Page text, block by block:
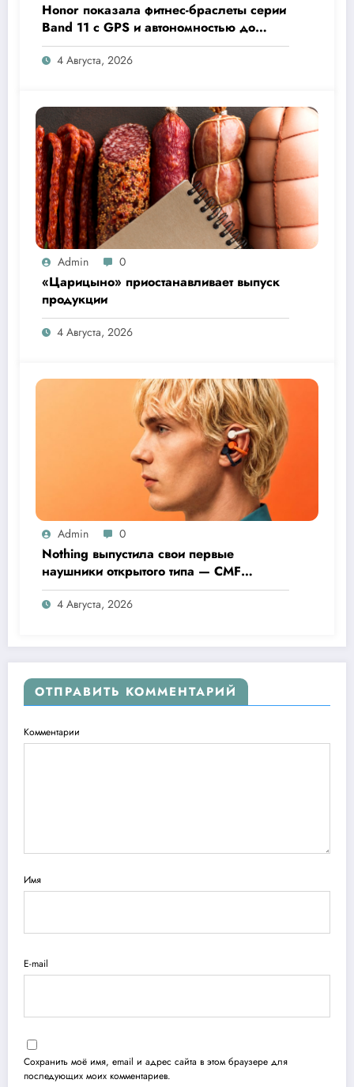
Honor показала фитнес-браслеты серии
Band 11 с GPS и автономностью до
26 дней
4 Августа, 2026
Admin 0
«Царицыно» приостанавливает выпуск
продукции
4 Августа, 2026
Admin 0
Nothing выпустила свои первые
наушники открытого типа — CMF
Clip Pro
4 Августа, 2026
ОТПРАВИТЬ КОММЕНТАРИЙ
Комментарии
Имя
E-mail
Сохранить моё имя, email и адрес сайта в этом браузере для
последующих моих комментариев.